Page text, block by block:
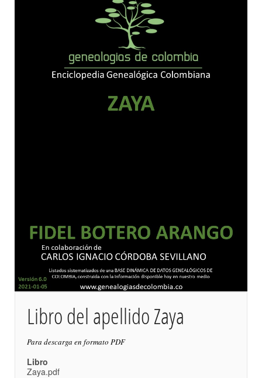
Libro del apellido Zaya
Para descarga en formato PDF
Libro
Zaya.pdf